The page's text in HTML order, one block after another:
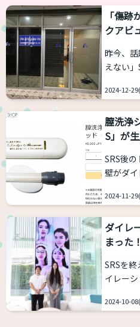
の腕前
独立し
クリニッ
病院な
病院と
ミラダ病
クアビ
る社長
（取材
「傷
クアビ
昨今、
えない
ると言わ
人は残
跡を隠
て、知ら
につい
かをアク
されてい
（取材
2024-12-
膣洗浄
S」が
SRS後
壁がダ
必要があ
ンにと
数は減
できま
て、膣
ッドを交
ーヘッド
具があ
2024-11-
ダイレ
まった
SRSを
イレー
で諦めて
2024-10-